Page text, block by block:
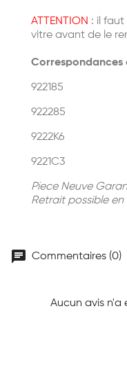
ATTENTION : il faut
vitre avant de le
Correspondances
922185
922285
9222K6
9221C3
Piece Neuve
Retrait possible en
chat Commentaires (0)
Aucun avis n'a